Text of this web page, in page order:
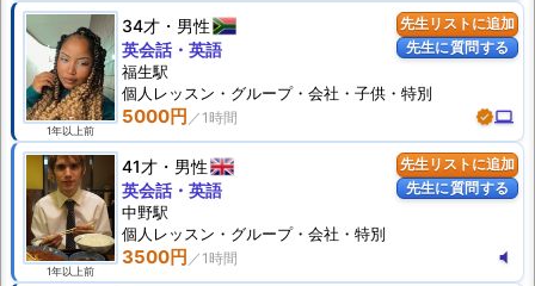
先生リストに追加
先生に質問する
1年以上前
34才 男性
5000円 verifiedcomputer
英会話・英語
福生駅
個人 レッスン ・グループ・会社・子供・特別
先生リストに追加
先生に質問する
1年以上前
41才 男性
3500円 volume_mute
英会話・英語
中野駅
個人 レッスン ・グループ・会社・特別